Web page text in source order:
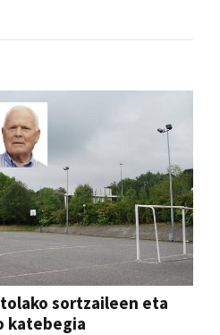
sortzaileen eta
katebegia